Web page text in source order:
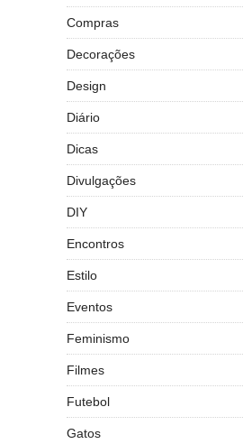
Compras
Decorações
Design
Diário
Dicas
Divulgações
DIY
Encontros
Estilo
Eventos
Feminismo
Filmes
Futebol
Gatos